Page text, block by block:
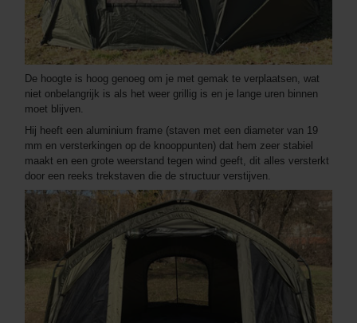
De hoogte is hoog genoeg om je met gemak te verplaatsen, wat
niet onbelangrijk is als het weer grillig is en je lange uren binnen
moet blijven.
Hij heeft een aluminium frame (staven met een diameter van 19
mm en versterkingen op de knooppunten) dat hem zeer stabiel
maakt en een grote weerstand tegen wind geeft, dit alles versterkt
door een reeks trekstaven die de structuur verstijven.